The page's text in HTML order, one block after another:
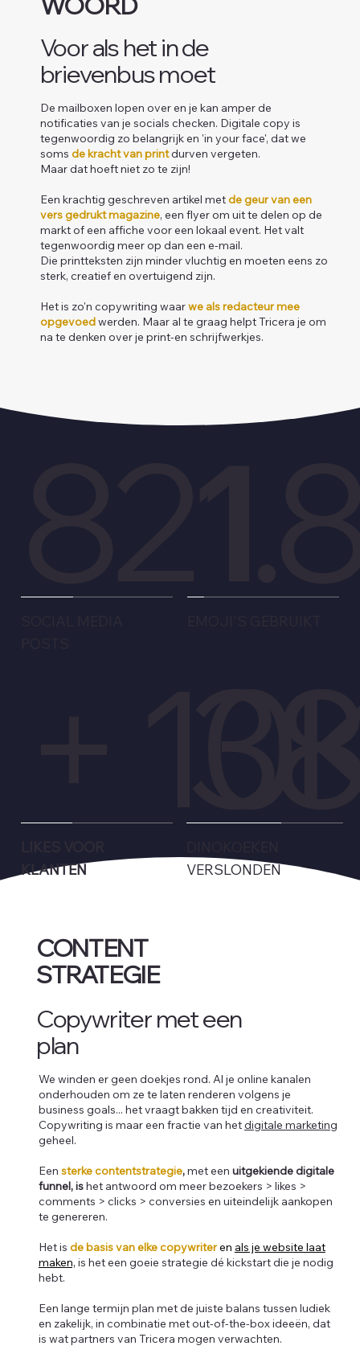
CONTENT
STRATEGIE
Copywriter met een
plan
We winden er geen doekjes rond. Al je online kanalen
onderhouden om ze te laten renderen volgens je
business goals... het vraagt bakken tijd en creativiteit.
Copywriting is maar een fractie van hetdigitale marketing
geheel.
Een sterke contentstrategie,met een uitgekiende digitale
funnel, ishet antwoord om meer bezoekers > likes >
comments > clicks > conversies en uiteindelijk aankopen
te genereren.
Het is de basis van elke copywriteren als je website laat
maken, is het een goeie strategie dé kickstart die je nodig
hebt.
Een lange termijn plan met de juiste balans tussen ludiek
en zakelijk, in combinatie met out-of-the-box ideeën, dat
is wat partners van Tricera mogen verwachten.
KLANTEN
VERSLONDEN
Voor als het in de
brievenbus moet
De mailboxen lopen over en je kan amper de
notificaties van je socials checken. Digitale copy is
tegenwoordig zo belangrijk en 'in your face', dat we
soms de kracht van printdurven vergeten.
Maar dat hoeft niet zo te zijn!
Een krachtig geschreven artikel metde geur van een
vers gedrukt magazine, een flyer om uit te delen op de
markt of een affiche voor een lokaal event. Het valt
tegenwoordig meer op dan een e-mail.
Die printteksten zijn minder vluchtig en moeten eens zo
sterk, creatief en overtuigend zijn.
Het is zo'n copywriting waarwe als redacteur mee
opgevoedwerden. Maar al te graag helpt Tricera je om
na te denken over je print-en schrijfwerkjes.